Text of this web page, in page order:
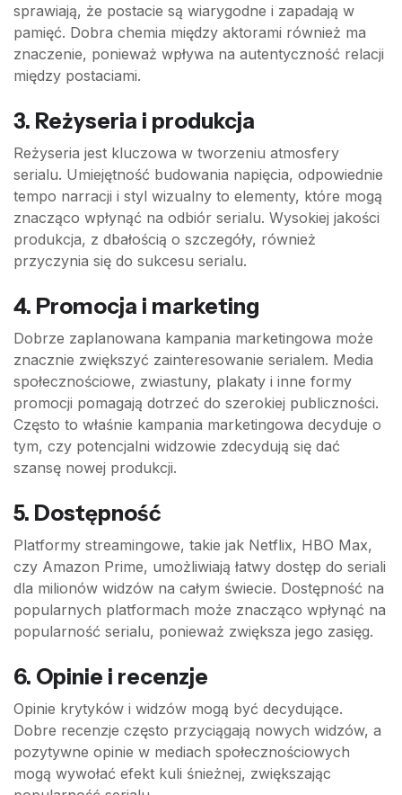
sprawiają, że postacie są wiarygodne i zapadają w
pamięć. Dobra chemia między aktorami również ma
znaczenie, ponieważ wpływa na autentyczność relacji
między postaciami.
3. Reżyseria i produkcja
Reżyseria jest kluczowa w tworzeniu atmosfery
serialu. Umiejętność budowania napięcia, odpowiednie
tempo narracji i styl wizualny to elementy, które mogą
znacząco wpłynąć na odbiór serialu. Wysokiej jakości
produkcja, z dbałością o szczegóły, również
przyczynia się do sukcesu serialu.
4. Promocja i marketing
Dobrze zaplanowana kampania marketingowa może
znacznie zwiększyć zainteresowanie serialem. Media
społecznościowe, zwiastuny, plakaty i inne formy
promocji pomagają dotrzeć do szerokiej publiczności.
Często to właśnie kampania marketingowa decyduje o
tym, czy potencjalni widzowie zdecydują się dać
szansę nowej produkcji.
5. Dostępność
Platformy streamingowe, takie jak Netflix, HBO Max,
czy Amazon Prime, umożliwiają łatwy dostęp do seriali
dla milionów widzów na całym świecie. Dostępność na
popularnych platformach może znacząco wpłynąć na
popularność serialu, ponieważ zwiększa jego zasięg.
6. Opinie i recenzje
Opinie krytyków i widzów mogą być decydujące.
Dobre recenzje często przyciągają nowych widzów, a
pozytywne opinie w mediach społecznościowych
mogą wywołać efekt kuli śnieżnej, zwiększając